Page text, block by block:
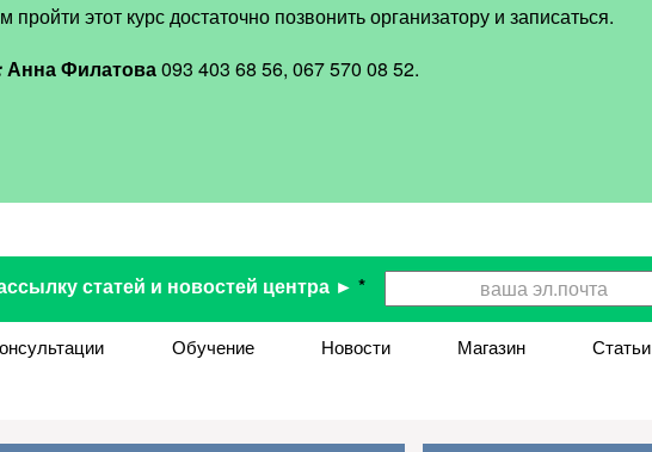
этот курс достаточно позвонить организатору и записаться.
Анна Филатова093 403 68 56, 067 570 08 52.
статей и новостей центра ► *
Обучение Новости Магазин Статьи